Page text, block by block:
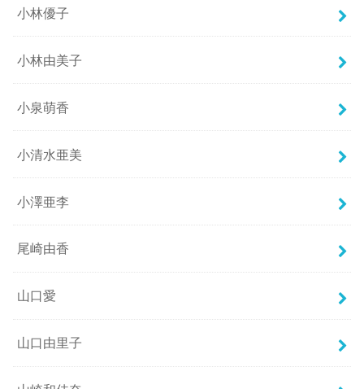
小林優子
小林由美子
小泉萌香
小清水亜美
小澤亜李
尾崎由香
山口愛
山口由里子